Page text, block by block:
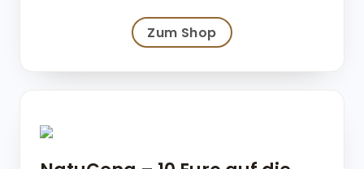
Zum Shop